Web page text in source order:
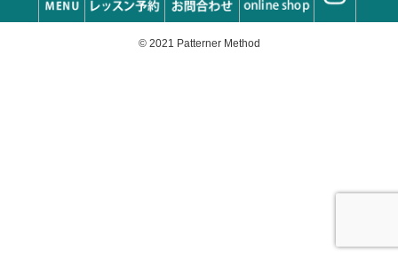
© 2021 Patterner Method